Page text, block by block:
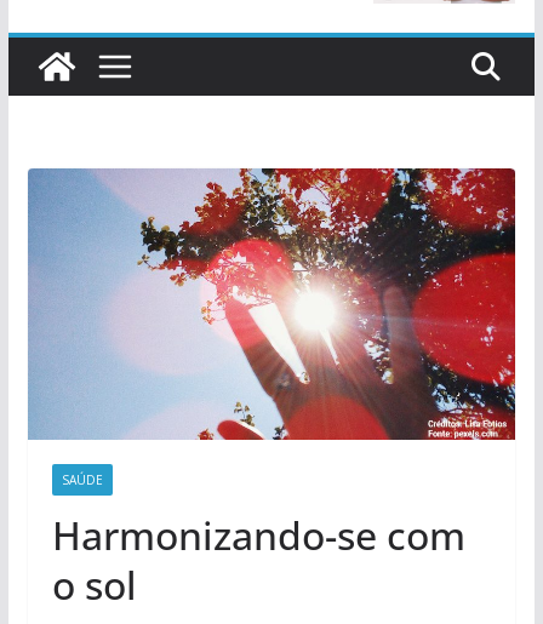
SAÚDE
Harmonizando-se com
o sol